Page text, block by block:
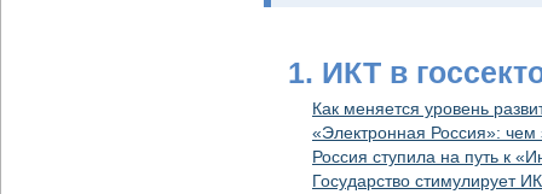
1. ИКТ в
Как меняется уровень
«Электронная Россия»: чем
Россия ступила на путь к
Государство стимулирует